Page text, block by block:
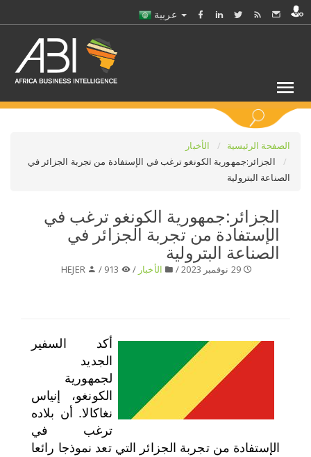
حدد ملفا
الصفحة الرئيسية
الأخبار
الجزائر:جمهورية الكونغو ترغب في الإستفادة من تجربة الجزائر في
الصناعة البترولية
الجزائر:جمهورية الكونغو ترغب في
الإستفادة من تجربة الجزائر في
الصناعة البترولية
29 نوفمبر 2023 / الأخبار /
HEJER
أكد السفير
الجديد
لجمهورية
الكونغو، إنياس
نغاكالا. أن بلاده
ترغب في
الإستفادة من تجربة الجزائر التي تعد نموذجا رائعا